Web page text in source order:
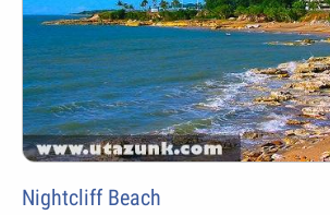
Nightcliff Beach